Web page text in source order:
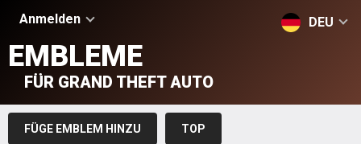
Anmelden DEU
EMBLEME
FÜR GRAND THEFT AUTO
FÜGE EMBLEM HINZU TOP